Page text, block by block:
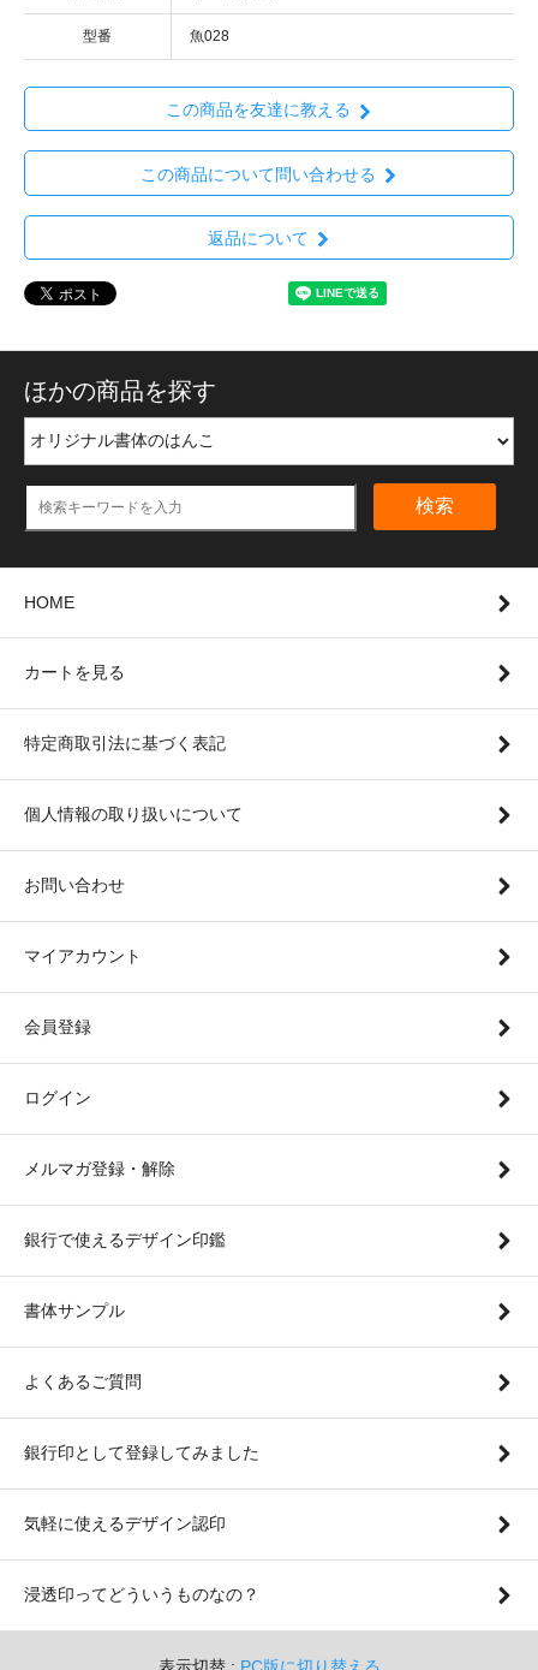
型番 魚028
この商品を友達に教える
この商品について問い合わせる
返品について
ほかの商品を探す
検索
HOME
カートを見る
特定商取引法に基づく表記
個人情報の取り扱いについて
お問い合わせ
マイアカウント
会員登録
ログイン
メルマガ登録・解除
銀行で使えるデザイン印鑑
書体サンプル
よくあるご質問
銀行印として登録してみました
気軽に使えるデザイン認印
浸透印ってどういうものなの？